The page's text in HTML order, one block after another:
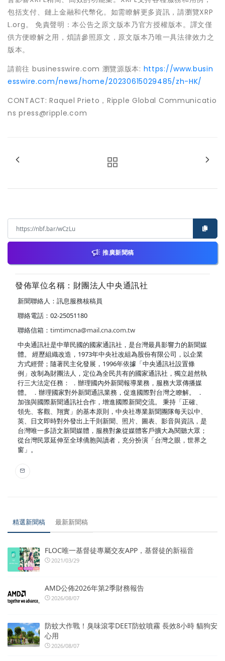
包括支付、鏈上金融和代幣化。如需瞭解更多資訊，請瀏覽XRP
L.org。 免責聲明：本公告之原文版本乃官方授權版本。譯文僅
供方便瞭解之用，煩請參照原文，原文版本乃唯一具法律效力之
版本。
請前往 businesswire.com 瀏覽源版本: https://www.busin
esswire.com/news/home/20230615029485/zh-HK/
CONTACT: Raquel Prieto，Ripple Global Communicatio
ns press@ripple.com
推廣新聞稿
發佈單位名稱：財團法人中央通訊社
新聞聯絡人：訊息服務核稿員
聯絡電話：02-25051180
聯絡信箱： timtimcna@mail.cna.com.tw
中央通訊社是中華民國的國家通訊社，是台灣最具影響力的新聞媒
體。 經歷組織改造，1973年中央社改組為股份有限公司，以企業
方式經營；隨著民主化發展，1996年依據「中央通訊社設置條
例」改制為財團法人，定位為全民共有的國家通訊社，獨立超然執
行三大法定任務： ．辦理國內外新聞報導業務，服務大眾傳播媒
體。 ．辦理國家對外新聞通訊業務，促進國際對台灣之瞭解。 ．
加強與國際新聞通訊社合作，增進國際新聞交流。 秉持「正確、
領先、客觀、翔實」的基本原則，中央社專業新聞團隊每天以中、
英、日文即時對外發出上千則新聞、照片、圖表、影音與資訊，是
台灣唯一多語文新聞媒體，服務對象從媒體客戶擴大為閱聽大眾；
從台灣民眾延伸至全球僑胞與讀者，充分扮演「台灣之眼，世界之
窗」。
精選新聞稿 最新新聞稿
FLOC唯一基督徒專屬交友APP，基督徒的新福音
2021/03/29
AMD公佈2026年第2季財務報告
2026/08/07
防蚊大作戰！臭味滾零DEET防蚊噴霧 長效8小時 貓狗安
心用
2026/08/07